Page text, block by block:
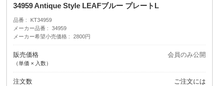
34959 Antique Style LEAFブルー プレートL
品番
KT34959
メーカー品番
34959
メーカー希望小売価格
2800円
販売価格
（単価 × 入数）
会員のみ公開
注文数
ご注文には